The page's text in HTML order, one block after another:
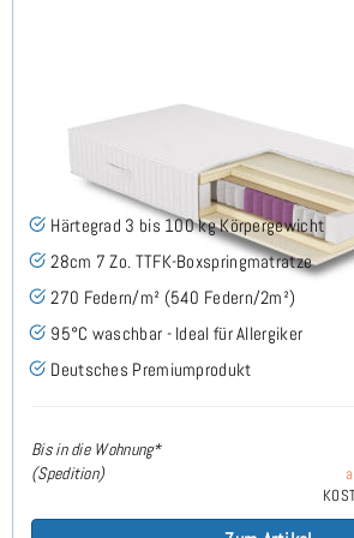
FLAVUS H3 (95° Bezug) TTFK
Sonderanfertigung
Härtegrad 3 bis 100 kg Körpergewicht
28cm 7 Zo. TTFK-Boxspringmatratze
270 Federn/m² (540 Federn/2m²)
95°C waschbar - Ideal für Allergiker
Deutsches Premiumprodukt
Bis in die Wohnung*
(Spedition)